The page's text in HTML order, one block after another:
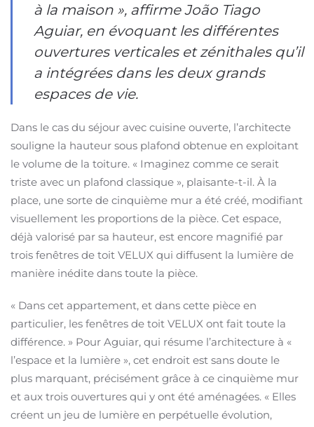
à la maison », affirme João Tiago
Aguiar, en évoquant les différentes
ouvertures verticales et zénithales qu’il
a intégrées dans les deux grands
espaces de vie.
Dans le cas du séjour avec cuisine ouverte, l’architecte
souligne la hauteur sous plafond obtenue en exploitant
le volume de la toiture. « Imaginez comme ce serait
triste avec un plafond classique », plaisante-t-il. À la
place, une sorte de cinquième mur a été créé, modifiant
visuellement les proportions de la pièce. Cet espace,
déjà valorisé par sa hauteur, est encore magnifié par
trois fenêtres de toit VELUX qui diffusent la lumière de
manière inédite dans toute la pièce.
« Dans cet appartement, et dans cette pièce en
particulier, les fenêtres de toit VELUX ont fait toute la
différence. » Pour Aguiar, qui résume l’architecture à «
l’espace et la lumière », cet endroit est sans doute le
plus marquant, précisément grâce à ce cinquième mur
et aux trois ouvertures qui y ont été aménagées. « Elles
créent un jeu de lumière en perpétuelle évolution,